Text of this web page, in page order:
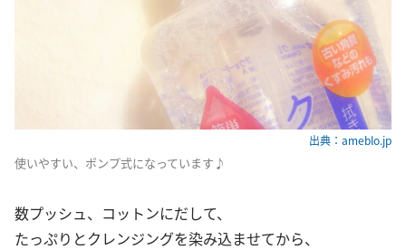
出典：ameblo.jp
使いやすい、ポンプ式になっています♪
数プッシュ、コットンにだして、
たっぷりとクレンジングを染み込ませてから、